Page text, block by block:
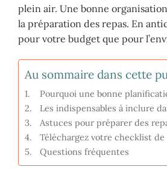
plein air. Une bonne
la préparation des repas. En
pour votre budget que pour
Au sommaire dans cette
Pourquoi une bonne
Les indispensables à inclure
Astuces pour préparer des
Téléchargez votre checklist
Questions fréquentes